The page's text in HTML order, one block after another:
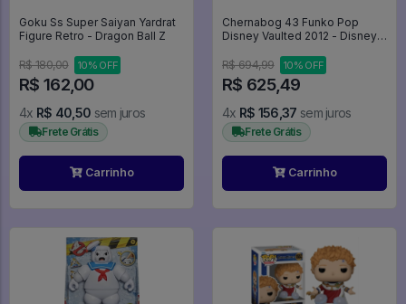
Goku Ss Super Saiyan Yardrat
Figure Retro - Dragon Ball Z
R$ 180,00 10% OFF
R$ 162,00
4x R$ 40,50 sem juros
Frete Grátis
Carrinho
Chernabog 43 Funko Pop
Disney Vaulted 2012 - Disney
#43 - FUNKO POP #43
R$ 694,99 10% OFF
R$ 625,49
4x R$ 156,37 sem juros
Frete Grátis
Carrinho